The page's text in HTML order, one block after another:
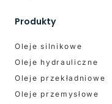
Produkty
Oleje silnikowe
Oleje hydrauliczne
Oleje przekładniowe
Oleje przemysłowe